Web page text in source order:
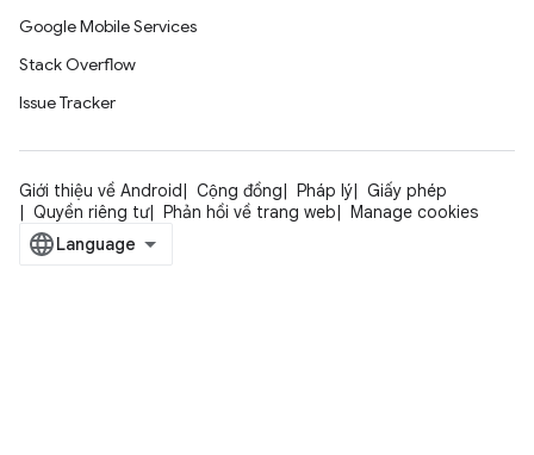
Google Mobile Services
Stack Overflow
Issue Tracker
Giới thiệu về Android Cộng đồng Pháp lý
Giấy phép
Quyền riêng tư
Phản hồi về trang web Manage cookies